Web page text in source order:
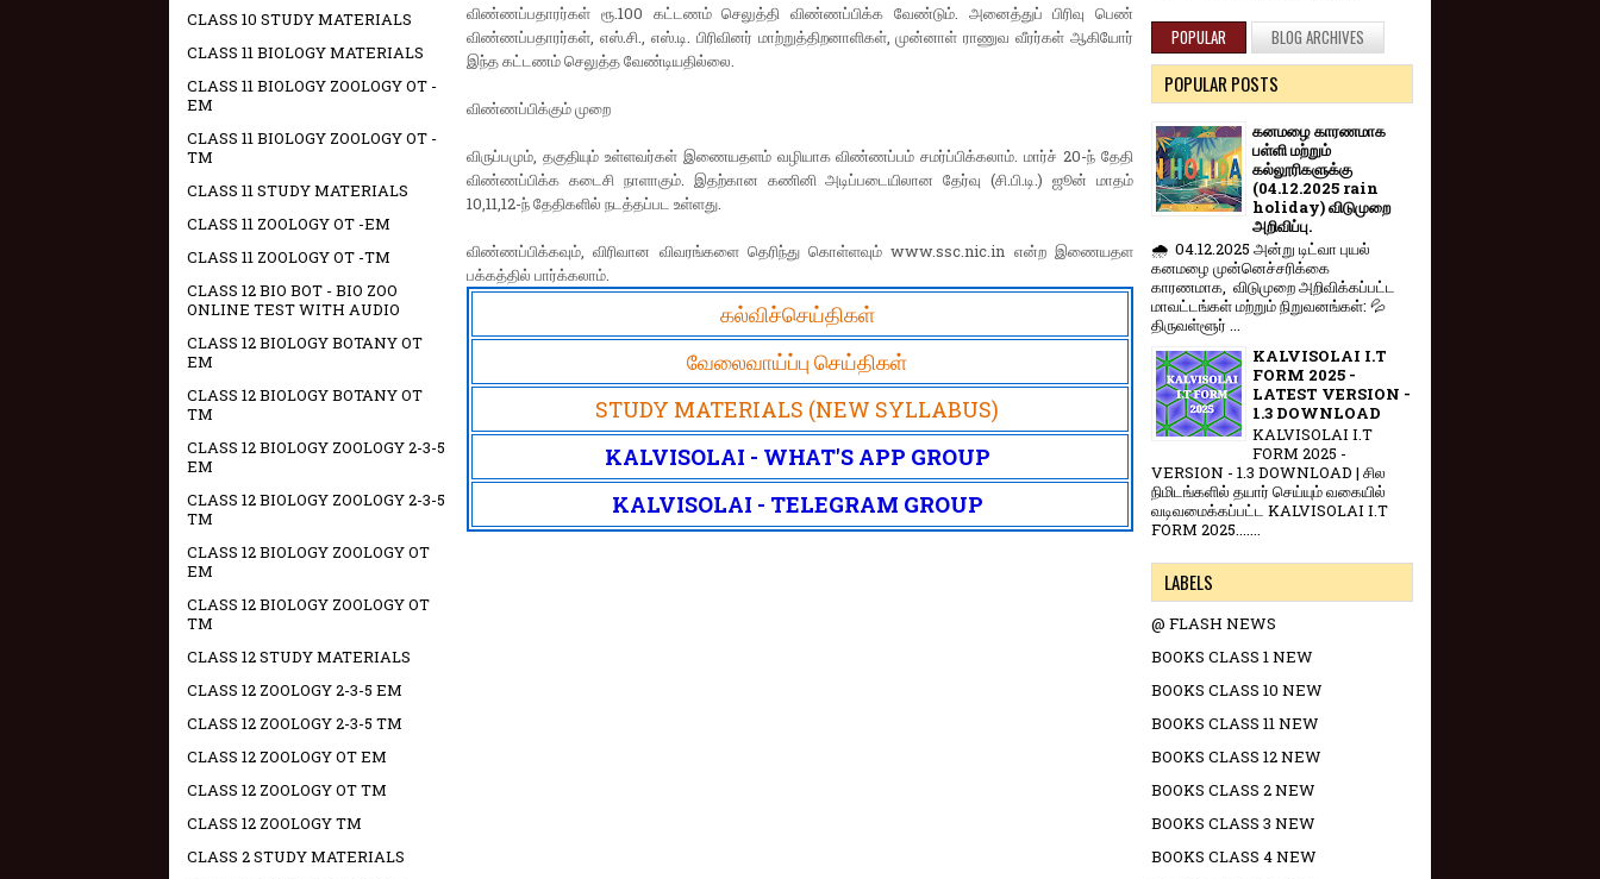
விண்ணப்பதாரர்கள் ரூ.100 கட்டணம் செலுத்தி விண்ணப்பிக்க வேண்டும். அனைத்துப் பிரிவு பெண்
விண்ணப்பதாரர்கள், எஸ்.சி., எஸ்.டி. பிரிவினர் மாற்றுத்திறனாளிகள், முன்னாள் ராணுவ வீரர்கள் ஆகியோர்
இந்த கட்டணம் செலுத்த வேண்டியதில்லை.
விண்ணப்பிக்கும் முறை
விருப்பமும், தகுதியும் உள்ளவர்கள் இணையதளம் வழியாக விண்ணப்பம் சமர்ப்பிக்கலாம். மார்ச் 20-ந் தேதி
விண்ணப்பிக்க கடைசி நாளாகும். இதற்கான கணினி அடிப்படையிலான தேர்வு (சி.பி.டி.) ஜூன் மாதம்
10,11,12-ந் தேதிகளில் நடத்தப்பட உள்ளது.
விண்ணப்பிக்கவும், விரிவான விவரங்களை தெரிந்து கொள்ளவும் www.ssc.nic.in என்ற இணையதள
பக்கத்தில் பார்க்கலாம்.
கல்விச்செய்திகள்
வேலைவாய்ப்பு செய்திகள்
STUDY MATERIALS (NEW SYLLABUS)
KALVISOLAI - WHAT'S APP GROUP
KALVISOLAI - TELEGRAM GROUP
CLASS 10 STUDY MATERIALS
CLASS 11 BIOLOGY MATERIALS
CLASS 11 BIOLOGY ZOOLOGY OT -
EM
CLASS 11 BIOLOGY ZOOLOGY OT -
TM
CLASS 11 STUDY MATERIALS
CLASS 11 ZOOLOGY OT -EM
CLASS 11 ZOOLOGY OT -TM
CLASS 12 BIO BOT - BIO ZOO
ONLINE TEST WITH AUDIO
CLASS 12 BIOLOGY BOTANY OT
EM
CLASS 12 BIOLOGY BOTANY OT
TM
CLASS 12 BIOLOGY ZOOLOGY 2-3-5
EM
CLASS 12 BIOLOGY ZOOLOGY 2-3-5
TM
CLASS 12 BIOLOGY ZOOLOGY OT
EM
CLASS 12 BIOLOGY ZOOLOGY OT
TM
CLASS 12 STUDY MATERIALS
CLASS 12 ZOOLOGY 2-3-5 EM
CLASS 12 ZOOLOGY 2-3-5 TM
CLASS 12 ZOOLOGY OT EM
CLASS 12 ZOOLOGY OT TM
CLASS 12 ZOOLOGY TM
CLASS 2 STUDY MATERIALS
POPULAR BLOG ARCHIVES
POPULAR POSTS
கனமழை காரணமாக
பள்ளி மற்றும்
கல்லூரிகளுக்கு
(04.12.2025 rain
holiday) விடுமுறை
அறிவிப்பு.
🌧️ 04.12.2025 அன்று டிட்வா புயல்
கனமழை முன்னெச்சரிக்கை
காரணமாக, விடுமுறை அறிவிக்கப்பட்ட
மாவட்டங்கள் மற்றும் நிறுவனங்கள்: 💦
திருவள்ளூர் ...
KALVISOLAI I.T
FORM 2025 -
LATEST VERSION -
1.3 DOWNLOAD
KALVISOLAI I.T
FORM 2025 -
VERSION - 1.3 DOWNLOAD | சில
நிமிடங்களில் தயார் செய்யும் வகையில்
வடிவமைக்கப்பட்ட KALVISOLAI I.T
FORM 2025.......
LABELS
@ FLASH NEWS
BOOKS CLASS 1 NEW
BOOKS CLASS 10 NEW
BOOKS CLASS 11 NEW
BOOKS CLASS 12 NEW
BOOKS CLASS 2 NEW
BOOKS CLASS 3 NEW
BOOKS CLASS 4 NEW